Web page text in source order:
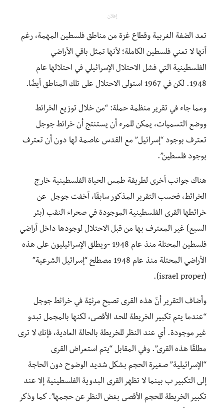
إعلان
تعد الضفة الغربية وقطاع غزة من مناطق فلسطين المهمة، رغم
أنها لا تعني فلسطين الكاملة؛ لأنها تمثل باقي الأراضي
الفلسطينية التي فشل الاحتلال الإسرائيلي في احتلالها عام
1948. لكن في 1967 استولى الاحتلال على تلك المناطق أيضًا.
ومما جاء في تقرير منظمة حملة: “من خلال توزيع الخرائط
ووضع التسميات، يمكن للمرء أن يستنتج أن خرائط جوجل
تعترف بوجود “إسرائيل” مع القدس عاصمة لها دون أن تعترف
بوجود فلسطين”.
هناك جوانب أخرى لطريقة طمس الحياة الفلسطينية خارج
الخرائط، فحسب التقرير المذكور سابقًا، أخفت جوجل عن
خرائطها القرى الفلسطينية الموجودة في صحراء النقب (بئر
السبع) غير المعترف بها من قبل الاحتلال لوجودها داخل أراضي
فلسطين المحتلة منذ عام 1948 -ويطلق الإسرائيليون على هذه
الأراضي المحتلة منذ عام 1948 مصطلح “إسرائيل الشرعية”
(israel proper).
وأضاف التقرير أنّ هذه القرى تصبح مرئيّة في خرائط جوجل
“عندما يتم تكبير الخريطة للحد الأقصى، لكنها بالمجمل تبدو
غير موجودة. أي عند النظر للخريطة بالحالة العادية، فإنك لا ترى
مطلقًا هذه القرى”. وفي المقابل “يتم استعراض القرى
“الإسرائيلية” صغيرة الحجم بشكل شديد الوضوح دون الحاجة
إلى التكبير ب بينما لا تظهر القرى البدوية الفلسطينية إلا عند
تكبير الخريطة للحجم الأقصى بغض النظر عن حجمها”. كما وذكر